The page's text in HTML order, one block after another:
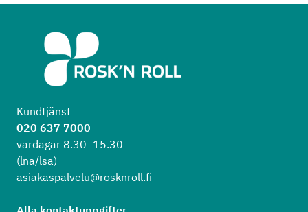
Kundtjänst
020 637 7000
vardagar 8.30–15.30
(lna/lsa)
asiakaspalvelu@rosknroll.fi